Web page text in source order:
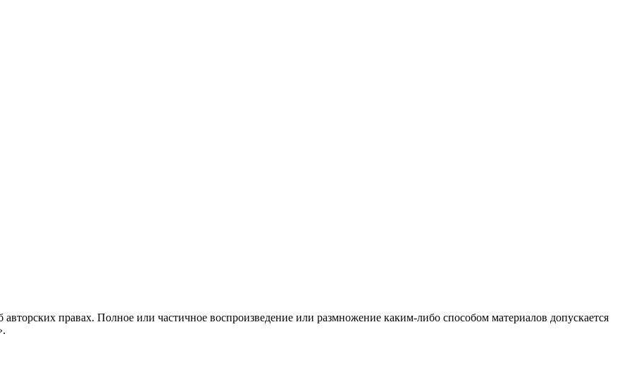
правах. Полное или частичное воспроизведение или размножение каким-либо способом материалов допускается